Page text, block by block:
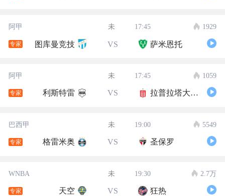
阿甲 未 17:45 1929
专家 图库曼竞技 VS 萨米恩托
阿甲 未 17:45 1059
专家 利斯特雷 VS 拉普拉塔大学生
巴西甲 未 19:00 5549
专家 格雷米奥 VS 圣保罗
WNBA 未 19:30 2.7万
专家 天空 VS 狂热